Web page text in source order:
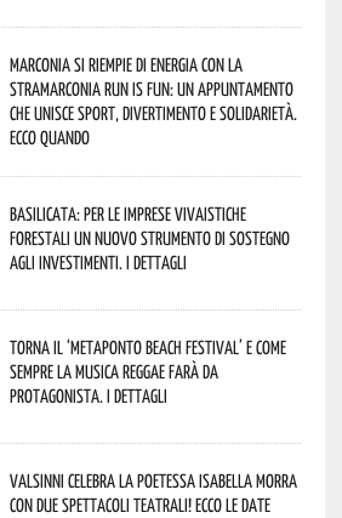
Marconia si riempie di energia con la
StraMarconia Run is Fun: un appuntamento
che unisce sport, divertimento e solidarietà.
Ecco quando
Basilicata: per le imprese vivaistiche
forestali un nuovo strumento di sostegno
agli investimenti. I dettagli
Torna il ‘Metaponto beach festival’ e come
sempre la musica reggae farà da
protagonista. I dettagli
Valsinni celebra la poetessa Isabella Morra
con due spettacoli teatrali! Ecco le date